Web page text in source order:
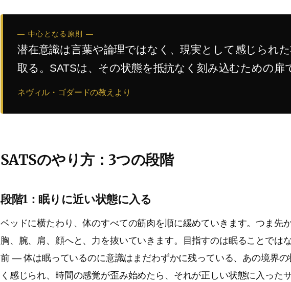
— 中心となる原則 —
潜在意識は言葉や論理ではなく、現実として感じられ
取る。SATSは、その状態を抵抗なく刻み込むための扉
ネヴィル・ゴダードの教えより
SATSのやり方：3つの段階
段階1：眠りに近い状態に入る
ベッドに横たわり、体のすべての筋肉を順に緩めていきます。つま先
胸、腕、肩、顔へと、力を抜いていきます。目指すのは眠ることでは
前 — 体は眠っているのに意識はまだわずかに残っている、あの境界の
く感じられ、時間の感覚が歪み始めたら、それが正しい状態に入ったサ